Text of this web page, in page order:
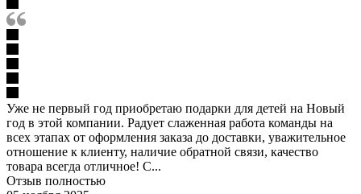
Уже не первый год приобретаю подарки для детей на Новый
год в этой компании. Радует слаженная работа команды на
всех этапах от оформления заказа до доставки, уважительное
отношение к клиенту, наличие обратной связи, качество
товара всегда отличное! С...
Отзыв полностью